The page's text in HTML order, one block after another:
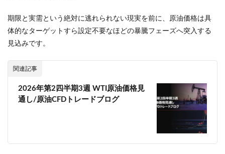
期限と実需という絶対に逃れられない現実を前に、原油価格は具
体的なターゲットすら設定不要なほどの暴騰フェーズへ突入する
見込みです。
関連記事
2026年第2四半期3週 WTI原油価格見
通し/原油CFDトレードブログ